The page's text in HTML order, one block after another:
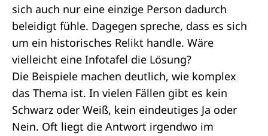
sich auch nur eine einzige Person dadurch
beleidigt fühle. Dagegen spreche, dass es sich
um ein historisches Relikt handle. Wäre
vielleicht eine Infotafel die Lösung?
Die Beispiele machen deutlich, wie komplex
das Thema ist. In vielen Fällen gibt es kein
Schwarz oder Weiß, kein eindeutiges Ja oder
Nein. Oft liegt die Antwort irgendwo im